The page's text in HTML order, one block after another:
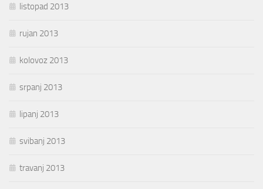
listopad 2013
rujan 2013
kolovoz 2013
srpanj 2013
lipanj 2013
svibanj 2013
travanj 2013